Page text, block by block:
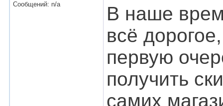
Сообщений: n/a
В наше
всё
первую
получить
самих